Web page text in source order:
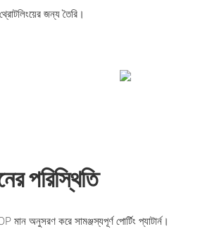
থ্রোটলিংয়ের জন্য তৈরি।
পরিস্থিতি
অনুসরণ করে সামঞ্জস্যপূর্ণ পোর্টিং প্যাটার্ন।